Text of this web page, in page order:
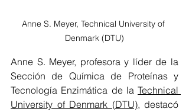
Anne S. Meyer, Technical University of
Denmark (DTU)
Anne S. Meyer, profesora y líder de la
Sección de Química de Proteínas y
Tecnología Enzimática de la Technical
University of Denmark (DTU), destacó